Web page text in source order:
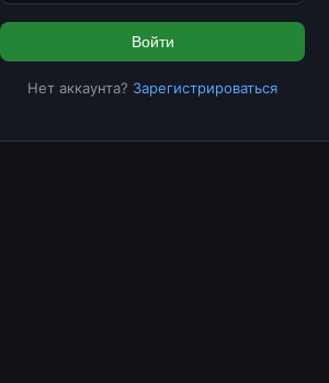
Войти
Нет аккаунта? Зарегистрироваться